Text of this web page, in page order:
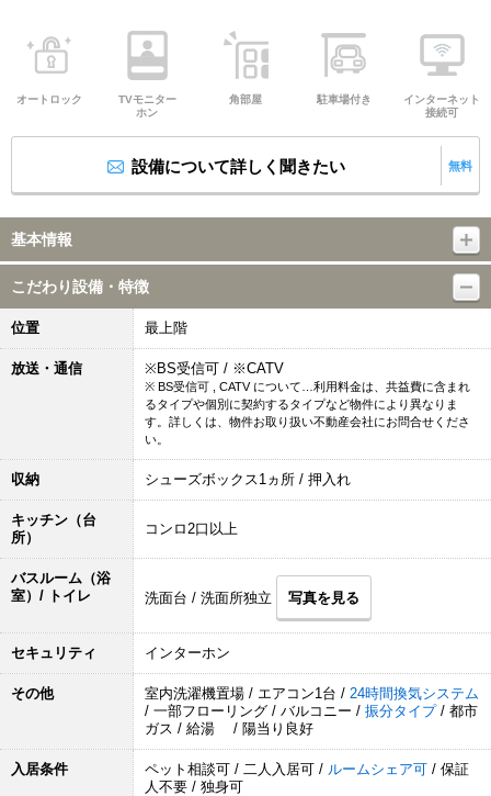
オートロック
TVモニター
ホン
角部屋 駐車場付き
インターネット
接続可
設備について詳しく聞きたい 無料
基本情報
こだわり設備・特徴
位置 最上階
放送・通信 ※BS受信可 / ※CATV
※ BS受信可 , CATV について…利用料金は、共益費に含まれ
るタイプや個別に契約するタイプなど物件により異なりま
す。詳しくは、物件お取り扱い不動産会社にお問合せくださ
い。
収納 シューズボックス1ヵ所 / 押入れ
キッチン（台
所）
コンロ2口以上
バスルーム（浴
室）/ トイレ
洗面台 / 洗面所独立 写真を見る
セキュリティ インターホン
その他 室内洗濯機置場 / エアコン1台 / 24時間換気システム
/ 一部フローリング / バルコニー / 振分タイプ / 都市
ガス / 給湯 / 陽当り良好
入居条件 ペット相談可 / 二人入居可 / ルームシェア可 / 保証
人不要 / 独身可